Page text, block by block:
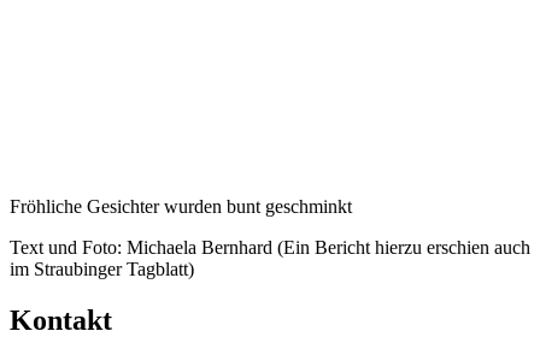
Fröhliche Gesichter wurden bunt geschminkt
Text und Foto: Michaela Bernhard (Ein Bericht hierzu erschien auch
im Straubinger Tagblatt)
Kontakt